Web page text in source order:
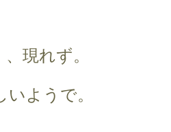
現れず。
ようで。